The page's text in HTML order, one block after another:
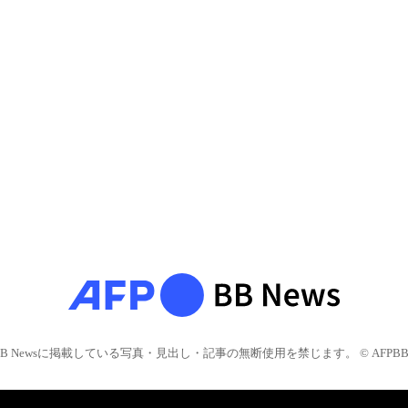
Newsに掲載している写真・見出し・記事の無断使用を禁じます。 © AFPBB